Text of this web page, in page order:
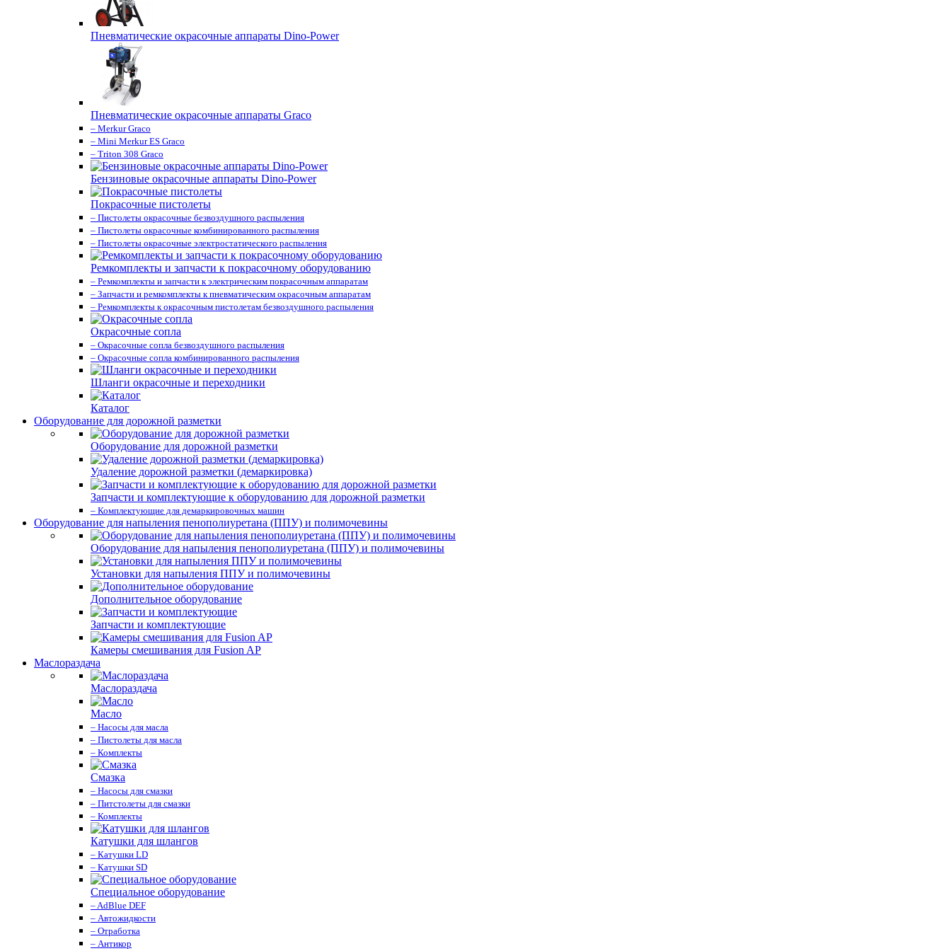
Пневматические окрасочные аппараты Dino-Power
Пневматические окрасочные аппараты Graco
– Merkur Graco
– Mini Merkur ES Graco
– Triton 308 Graco
Бензиновые окрасочные аппараты Dino-Power
Покрасочные пистолеты
– Пистолеты окрасочные безвоздушного распыления
– Пистолеты окрасочные комбинированного распыления
– Пистолеты окрасочные электростатического распыления
Ремкомплекты и запчасти к покрасочному оборудованию
– Ремкомплекты и запчасти к электрическим покрасочным аппаратам
– Запчасти и ремкомплекты к пневматическим окрасочным аппаратам
– Ремкомплекты к окрасочным пистолетам безвоздушного распыления
Окрасочные сопла
– Окрасочные сопла безвоздушного распыления
– Окрасочные сопла комбинированного распыления
Шланги окрасочные и переходники
Каталог
Оборудование для дорожной разметки
Оборудование для дорожной разметки
Удаление дорожной разметки (демаркировка)
Запчасти и комплектующие к оборудованию для дорожной разметки
– Комплектующие для демаркировочных машин
Оборудование для напыления пенополиуретана (ППУ) и полимочевины
Оборудование для напыления пенополиуретана (ППУ) и полимочевины
Установки для напыления ППУ и полимочевины
Дополнительное оборудование
Запчасти и комплектующие
Камеры смешивания для Fusion AP
Маслораздача
Маслораздача
Масло
– Насосы для масла
– Пистолеты для масла
– Комплекты
Смазка
– Насосы для смазки
– Питстолеты для смазки
– Комплекты
Катушки для шлангов
– Катушки LD
– Катушки SD
Специальное оборудование
– AdBlue DEF
– Автожидкости
– Отработка
– Антикор